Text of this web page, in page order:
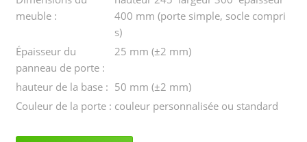
meuble :
400 mm (porte simple, socle compri
s)
Épaisseur du
panneau de porte :
25 mm (±2 mm)
hauteur de la base : 50 mm (±2 mm)
Couleur de la porte : couleur personnalisée ou standard